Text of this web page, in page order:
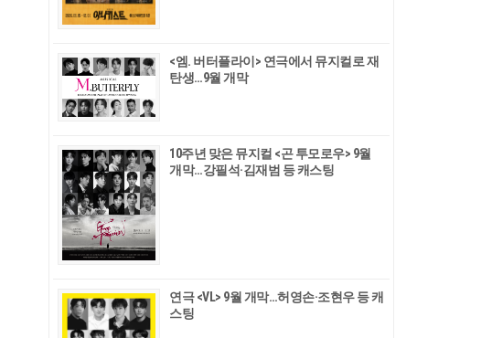
<엠. 버터플라이> 연극에서 뮤지컬로 재
탄생…9월 개막
10주년 맞은 뮤지컬 <곤 투모로우> 9월
개막…강필석·김재범 등 캐스팅
연극 <VL> 9월 개막…허영손·조현우 등 캐
스팅